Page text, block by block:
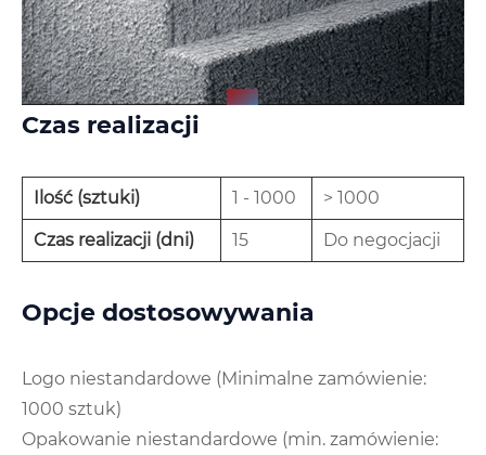
Czas realizacji
Ilość (sztuki) 1 - 1000 > 1000
Czas realizacji (dni) 15 Do negocjacji
Opcje dostosowywania
Logo niestandardowe (Minimalne zamówienie:
1000 sztuk)
Opakowanie niestandardowe (min. zamówienie: